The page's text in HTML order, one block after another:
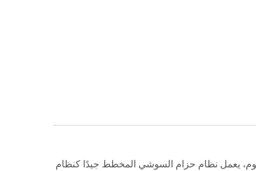
يعمل نظام حزام السوشي المخطط جيدًا كنظام